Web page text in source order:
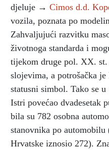
djeluje → Cimos d.d.
vozila, poznata po
Zahvaljujući razvitku
životnoga standarda i
tijekom druge pol. XX. st.
slojevima, a potrošačka
statusni simbol. Tako se
Istri povećao dvadesetak
bila su 782 osobna
stanovnika po
Hrvatske iznosio 272).